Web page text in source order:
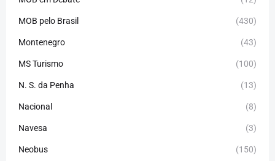
MOB pelo Brasil (430)
Montenegro (43)
MS Turismo (100)
N. S. da Penha (13)
Nacional (8)
Navesa (3)
Neobus (150)